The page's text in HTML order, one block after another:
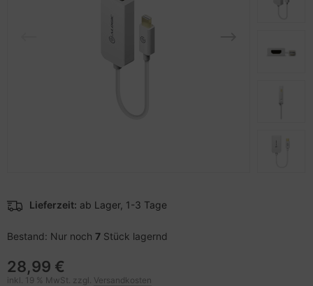
Lieferzeit: ab Lager, 1-3 Tage
Bestand: Nur noch 7 Stück lagernd
28,99 €
inkl. 19 % MwSt. zzgl. Versandkosten
Mobiltelefone
& Festplatten
Modding
Netzwerkgeräte